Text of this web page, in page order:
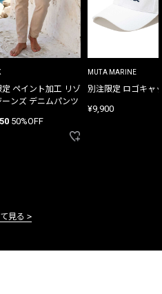
定 ペイント加工 リゾ
ーンズ デニムパンツ
50%OFF
MUTA MARINE
別注限定 ロゴキャ
¥9,900
見る